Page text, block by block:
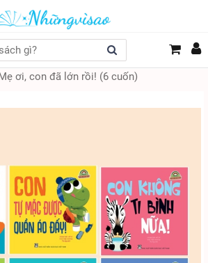
ơi, con đã lớn rồi! (6 cuốn)